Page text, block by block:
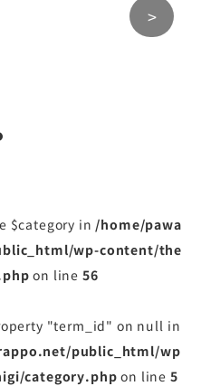
>
$category in /home/pawa
wp-content/the
on line 56
"term_id" on null in
public_html/wp
category.php on line5